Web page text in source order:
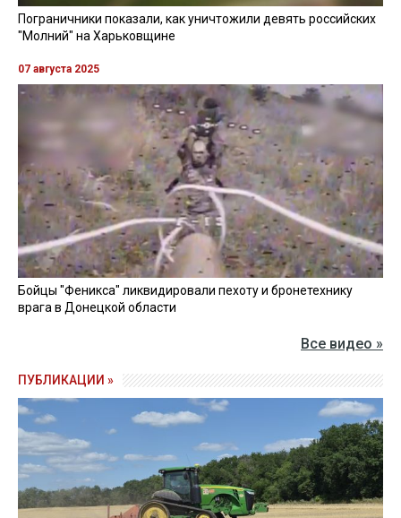
"Более 40 человек обратились за медицинской
них в тяжелом состоянии. Среди пострадавших
мальчик 6 лет и девушка 16 лет. Состояние —
среднее", — говорится в сообщении.
В прессцентре ГСЧС Украины добавили , что в Изюме
пострадали 43 человека.
Напомним, днем 4 февраля в городе Изюм
Харьковской области раздался взрыв. Оккупанты
атаковали город баллистической ракетой.
Частично разрушены административные здания и
ВОЙНА СИНЕГУБОВ ОЛЕГ ВАСИЛЬЕВИЧ ПОГИБШИЕ ГСЧС
ДЕТИ ХАРЬКОВСКАЯ ОБЛАСТЬ РАКЕТНЫЙ УДАР
ПОСТРАДАВШИЕ ИЗЮМ